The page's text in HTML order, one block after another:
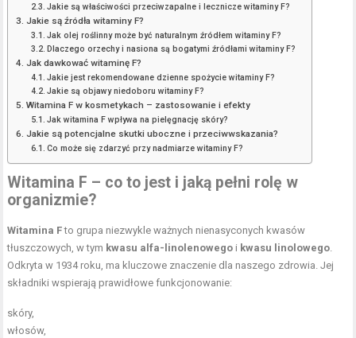
Jakie są właściwości przeciwzapalne i lecznicze witaminy F?
Jakie są źródła witaminy F?
Jak olej roślinny może być naturalnym źródłem witaminy F?
Dlaczego orzechy i nasiona są bogatymi źródłami witaminy F?
Jak dawkować witaminę F?
Jakie jest rekomendowane dzienne spożycie witaminy F?
Jakie są objawy niedoboru witaminy F?
Witamina F w kosmetykach – zastosowanie i efekty
Jak witamina F wpływa na pielęgnację skóry?
Jakie są potencjalne skutki uboczne i przeciwwskazania?
Co może się zdarzyć przy nadmiarze witaminy F?
Witamina F – co to jest i jaką pełni rolę w
organizmie?
Witamina Fto grupa niezwykle ważnych nienasyconych kwasów
tłuszczowych, w tym kwasu alfa-linolenowego i kwasu linolowego.
Odkryta w 1934 roku, ma kluczowe znaczenie dla naszego zdrowia. Jej
składniki wspierają prawidłowe funkcjonowanie:
skóry,
włosów,